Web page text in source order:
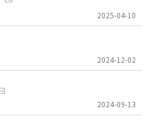
2025-04-10
2024-12-02
2024-09-13